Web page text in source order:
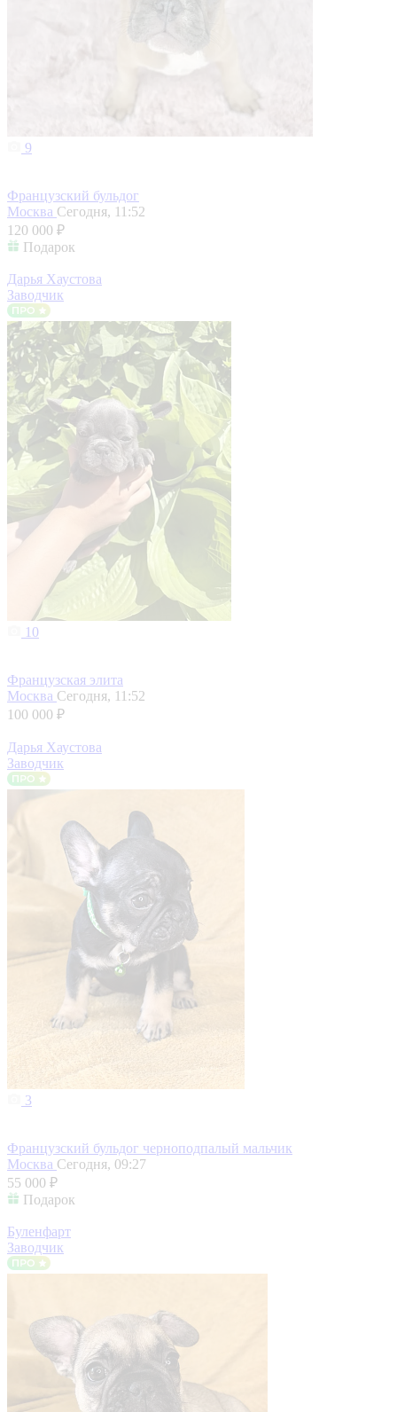
9
Французский бульдог
Москва Сегодня, 11:52
120 000 ₽
Подарок
Дарья Хаустова
Заводчик
10
Французская элита
Москва Сегодня, 11:52
100 000 ₽
Дарья Хаустова
Заводчик
3
Французский бульдог черноподпалый мальчик
Москва Сегодня, 09:27
55 000 ₽
Подарок
Буленфарт
Заводчик